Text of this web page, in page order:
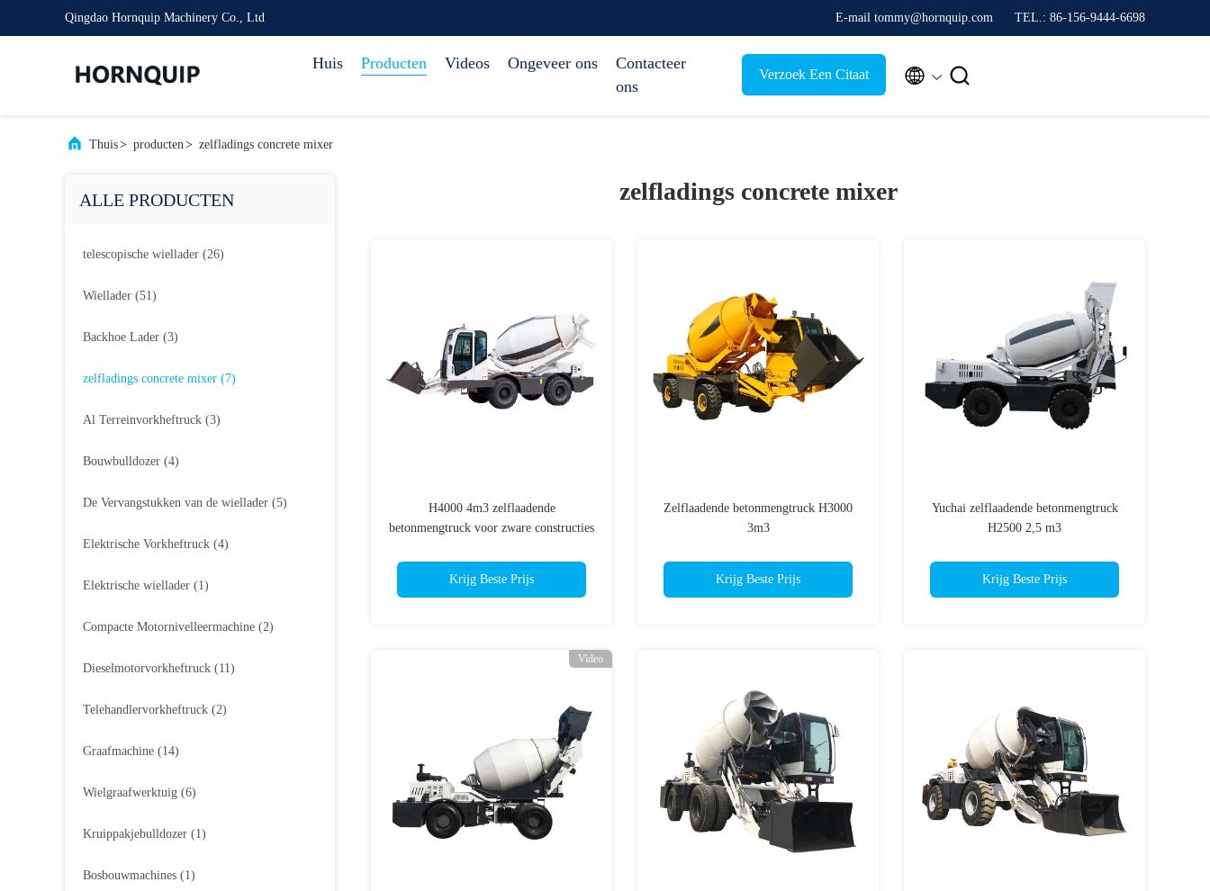
Qingdao Hornquip Machinery Co., Ltd E-mail tommy@hornquip.com TEL.: 86-156-9444-6698
Huis Producten Videos Ongeveer ons
Contacteer
ons
Verzoek Een Citaat  
Thuis> producten> zelfladings concrete mixer
ALLE PRODUCTEN
telescopische wiellader (26)
Wiellader (51)
Backhoe Lader (3)
zelfladings concrete mixer (7)
Al Terreinvorkheftruck (3)
Bouwbulldozer (4)
De Vervangstukken van de wiellader (5)
Elektrische Vorkheftruck (4)
Elektrische wiellader (1)
Compacte Motornivelleermachine (2)
Dieselmotorvorkheftruck (11)
Telehandlervorkheftruck (2)
Graafmachine (14)
Wielgraafwerktuig (6)
Kruippakjebulldozer (1)
Bosbouwmachines (1)
zelfladings concrete mixer
H4000 4m3 zelflaadende
betonmengtruck voor zware constructies
Krijg Beste Prijs
Zelflaadende betonmengtruck H3000
3m3
Krijg Beste Prijs
Yuchai zelflaadende betonmengtruck
H2500 2,5 m3
Krijg Beste Prijs
Video